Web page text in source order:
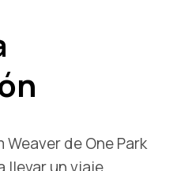
de One Park